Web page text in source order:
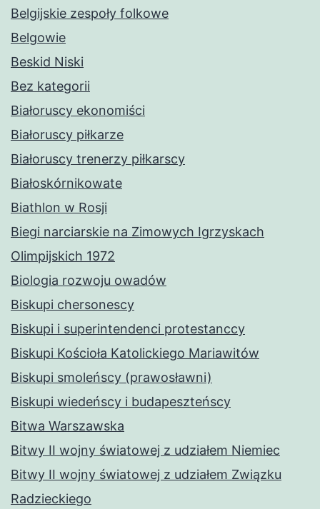
Belgijskie zespoły folkowe
Belgowie
Beskid Niski
Bez kategorii
Białoruscy ekonomiści
Białoruscy piłkarze
Białoruscy trenerzy piłkarscy
Białoskórnikowate
Biathlon w Rosji
Biegi narciarskie na Zimowych Igrzyskach
Olimpijskich 1972
Biologia rozwoju owadów
Biskupi chersonescy
Biskupi i superintendenci protestanccy
Biskupi Kościoła Katolickiego Mariawitów
Biskupi smoleńscy (prawosławni)
Biskupi wiedeńscy i budapeszteńscy
Bitwa Warszawska
Bitwy II wojny światowej z udziałem Niemiec
Bitwy II wojny światowej z udziałem Związku
Radzieckiego